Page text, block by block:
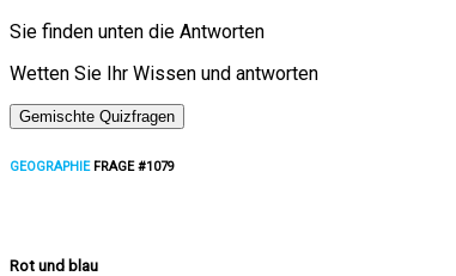
Sie finden unten die Antworten
Wetten Sie Ihr Wissen und antworten
Gemischte Quizfragen
GEOGRAPHIEFRAGE #1079
Rot und blau